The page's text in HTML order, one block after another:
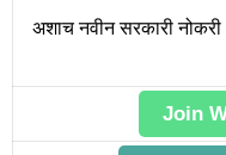
अशाच नवीन सरकारी
Join